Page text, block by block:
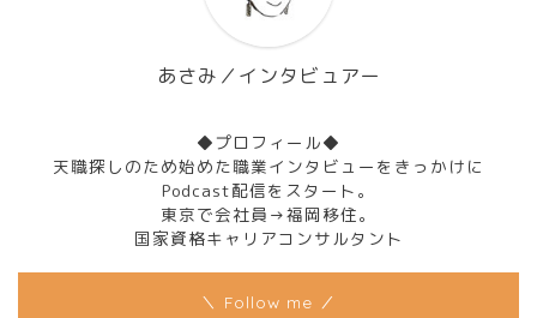
あさみ／インタビュアー
◆プロフィール◆
天職探しのため始めた職業インタビューをきっかけに
Podcast配信をスタート。
東京で会社員→福岡移住。
国家資格キャリアコンサルタント
＼ Follow me ／